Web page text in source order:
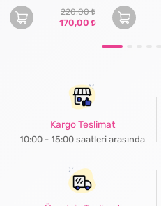
220,00
170,00
Kargo Teslimat
10:00 - 15:00 saatleri arasında